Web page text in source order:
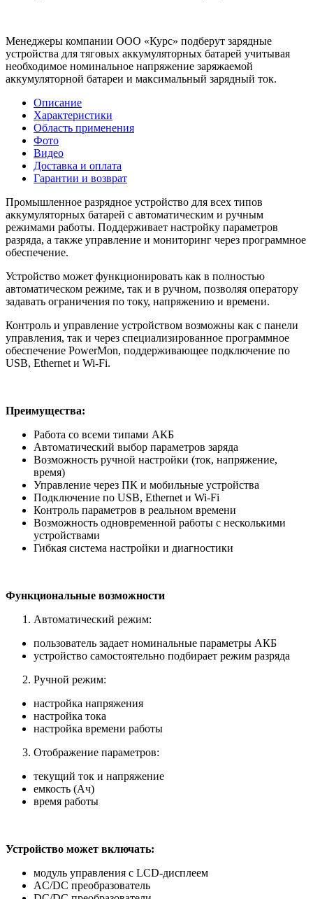
Менеджеры компании ООО «Курс» подберут зарядные
устройства для тяговых аккумуляторных батарей учитывая
необходимое номинальное напряжение заряжаемой
аккумуляторной батареи и максимальный зарядный ток.
Описание
Характеристики
Область применения
Фото
Видео
Доставка и оплата
Гарантии и возврат
Промышленное разрядное устройство для всех типов
аккумуляторных батарей с автоматическим и ручным
режимами работы. Поддерживает настройку параметров
разряда, а также управление и мониторинг через программное
обеспечение.
Устройство может функционировать как в полностью
автоматическом режиме, так и в ручном, позволяя оператору
задавать ограничения по току, напряжению и времени.
Контроль и управление устройством возможны как с панели
управления, так и через специализированное программное
обеспечение PowerMon, поддерживающее подключение по
USB, Ethernet и Wi-Fi.
Преимущества:
Работа со всеми типами АКБ
Автоматический выбор параметров заряда
Возможность ручной настройки (ток, напряжение,
время)
Управление через ПК и мобильные устройства
Подключение по USB, Ethernet и Wi-Fi
Контроль параметров в реальном времени
Возможность одновременной работы с несколькими
устройствами
Гибкая система настройки и диагностики
Функциональные возможности
Автоматический режим:
пользователь задает номинальные параметры АКБ
устройство самостоятельно подбирает режим разряда
Ручной режим:
настройка напряжения
настройка тока
настройка времени работы
Отображение параметров:
текущий ток и напряжение
емкость (Ач)
время работы
Устройство может включать:
модуль управления с LCD-дисплеем
AC/DC преобразователь